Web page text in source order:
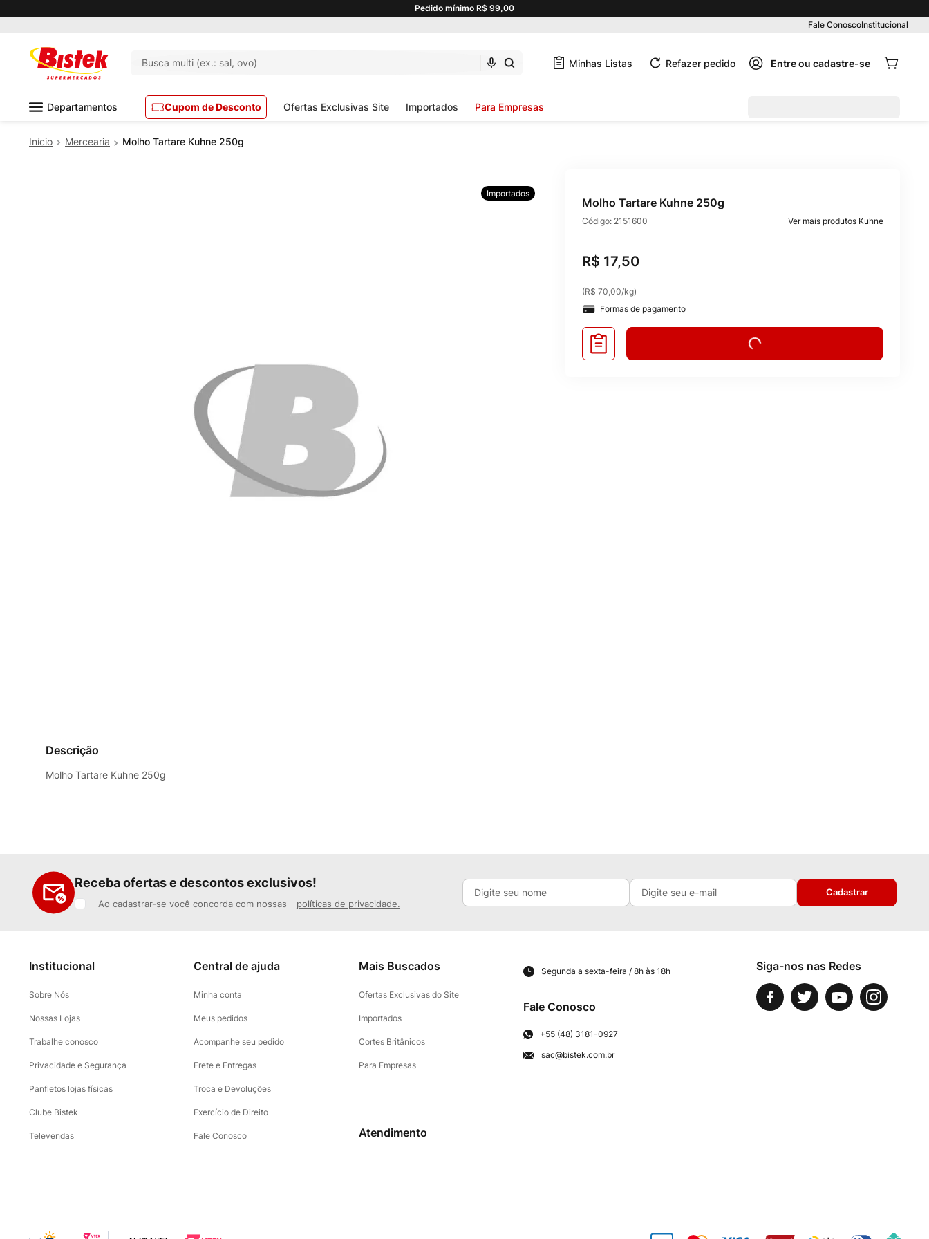
Pedido mínimo R$ 99,00
Fale ConoscoInstitucional
Busca multi (ex.: sal, ovo) Minhas Listas Refazer pedido
Departamentos Cupom de Desconto Ofertas Exclusivas Site Importados Para Empresas
Mercearia Molho Tartare Kuhne 250g
Importados
Molho Tartare Kuhne 250g
Código: 2151600 Kuhne
R$ 17,50
(R$ 70,00/kg)
Formas de pagamento
Descrição
Molho Tartare Kuhne 250g
Receba ofertas e descontos exclusivos!
Ao cadastrar-se você concorda com nossas políticas de privacidade.
Cadastrar
Institucional
Sobre Nós
Nossas Lojas
Trabalhe conosco
Privacidade e Segurança
Panfletos lojas físicas
Clube Bistek
Televendas
Central de ajuda
Minha conta
Meus pedidos
Acompanhe seu pedido
Frete e Entregas
Troca e Devoluções
Exercício de Direito
Fale Conosco
Mais Buscados
Ofertas Exclusivas do Site
Importados
Cortes Britânicos
Para Empresas
Atendimento
Segunda a sexta-feira / 8h às 18h
Fale Conosco
+55 (48) 3181-0927
sac@bistek.com.br
Siga-nos nas Redes